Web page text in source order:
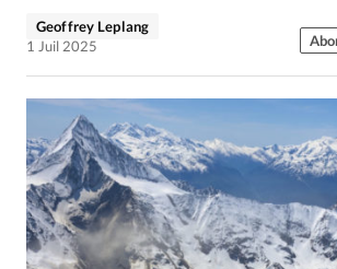
Geoffrey Leplang
1 Juil 2025